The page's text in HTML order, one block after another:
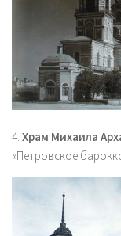
4. Храм Михаила
«Петровское